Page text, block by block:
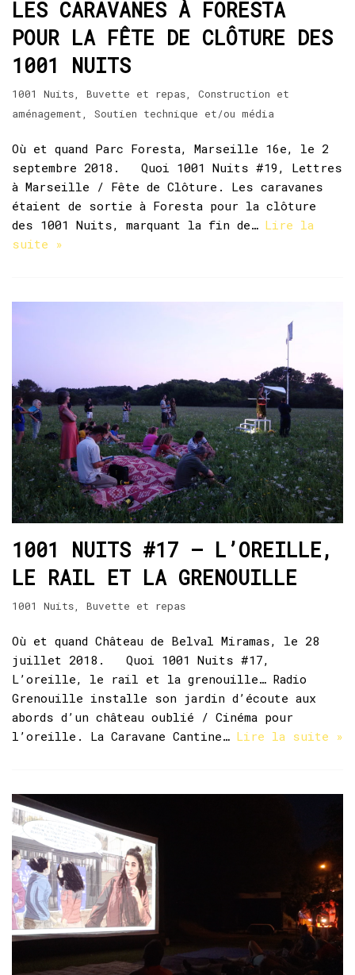
LES CARAVANES À FORESTA
POUR LA FÊTE DE CLÔTURE DES
1001 NUITS
1001 Nuits Buvette et repas
Construction et
aménagement
Soutien technique et/ou média
Où et quand Parc Foresta, Marseille 16e, le 2
septembre 2018. Quoi 1001 Nuits #19, Lettres
à Marseille / Fête de Clôture. Les caravanes
étaient de sortie à Foresta pour la clôture
des 1001 Nuits, marquant la fin de… Lire la
suite »
1001 NUITS #17 – L’OREILLE,
LE RAIL ET LA GRENOUILLE
1001 Nuits Buvette et repas
Où et quand Château de Belval Miramas, le 28
juillet 2018. Quoi 1001 Nuits #17,
L’oreille, le rail et la grenouille… Radio
Grenouille installe son jardin d’écoute aux
abords d’un château oublié / Cinéma pour
l’oreille. La Caravane Cantine… Lire la suite »